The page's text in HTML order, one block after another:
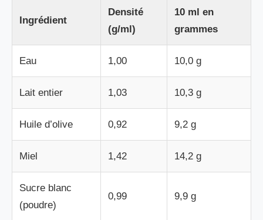
Ingrédient
Densité
(g/ml)
10 ml en
grammes
Eau 1,00 10,0 g
Lait entier 1,03 10,3 g
Huile d’olive 0,92 9,2 g
Miel 1,42 14,2 g
Sucre blanc
(poudre)
0,99 9,9 g